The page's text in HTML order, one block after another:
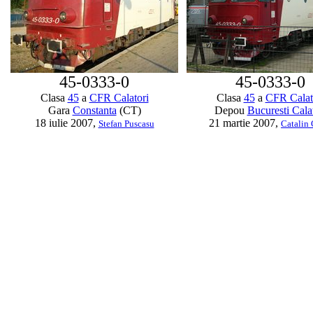
45-0333-0
Clasa 45a CFR Calatori
Gara Constanta (CT)
18 iulie 2007, Stefan Puscasu
45-0333-0
Clasa 45a CFR
Depou Bucuresti
21 martie 2007, Catalin